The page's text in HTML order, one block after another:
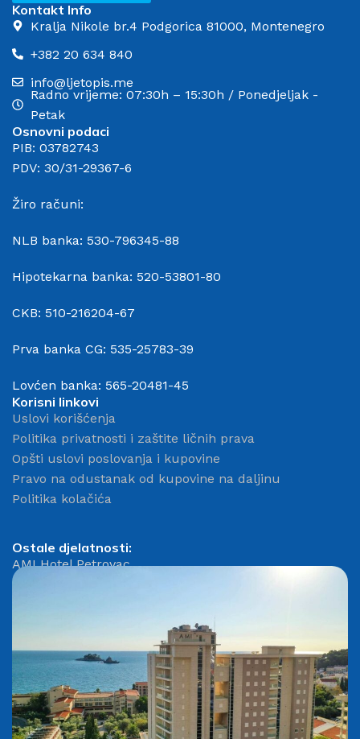
Kontakt Info
Kralja Nikole br.4 Podgorica 81000, Montenegro
+382 20 634 840
info@ljetopis.me
Radno vrijeme: 07:30h – 15:30h / Ponedjeljak -
Petak
Osnovni podaci
PIB: 03782743
PDV: 30/31-29367-6
Žiro računi:
NLB banka: 530-796345-88
Hipotekarna banka: 520-53801-80
CKB: 510-216204-67
Prva banka CG: 535-25783-39
Lovćen banka: 565-20481-45
Korisni linkovi
Uslovi korišćenja
Politika privatnosti i zaštite ličnih prava
Opšti uslovi poslovanja i kupovine
Pravo na odustanak od kupovine na daljinu
Politika kolačića
Ostale djelatnosti:
AMI Hotel Petrovac